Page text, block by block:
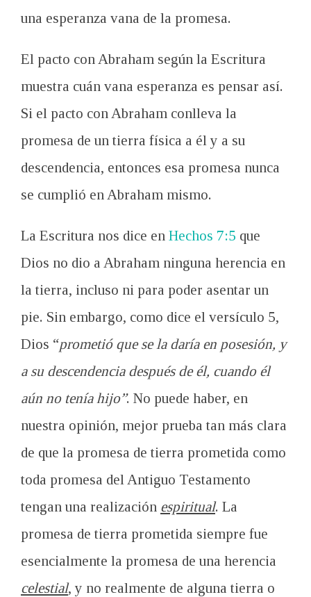
una esperanza vana de la promesa.
El pacto con Abraham según la Escritura
muestra cuán vana esperanza es pensar así.
Si el pacto con Abraham conlleva la
promesa de un tierra física a él y a su
descendencia, entonces esa promesa nunca
se cumplió en Abraham mismo.
La Escritura nos dice en Hechos 7:5 que
Dios no dio a Abraham ninguna herencia en
la tierra, incluso ni para poder asentar un
pie. Sin embargo, como dice el versículo 5,
Dios “prometió que se la daría en posesión, y
a su descendencia después de él, cuando él
aún no tenía hijo”. No puede haber, en
nuestra opinión, mejor prueba tan más clara
de que la promesa de tierra prometida como
toda promesa del Antiguo Testamento
tengan una realización espiritual. La
promesa de tierra prometida siempre fue
esencialmente la promesa de una herencia
celestial, y no realmente de alguna tierra o